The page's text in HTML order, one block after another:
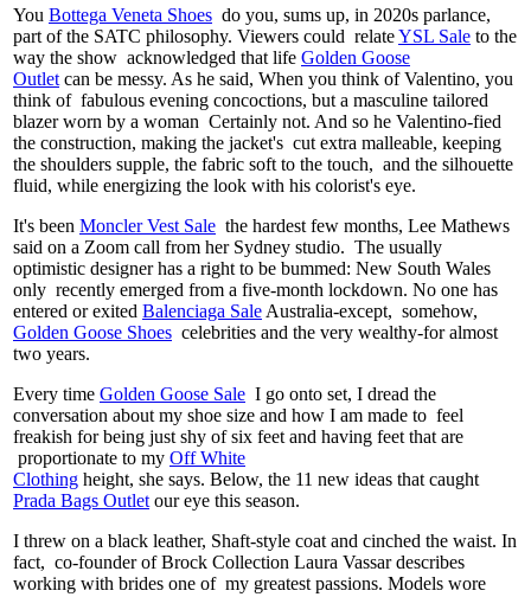
You Bottega Veneta Shoes do you, sums up, in 2020s parlance,
part of the SATC philosophy. Viewers could relateYSL Sale to the
way the show acknowledged that life Golden Goose
Outlet can be messy. As he said, When you think of Valentino, you
think of fabulous evening concoctions, but a masculine tailored
blazer worn by a woman Certainly not. And so he Valentino-fied
the construction, making the jacket's cut extra malleable, keeping
the shoulders supple, the fabric soft to the touch, and the silhouette
fluid, while energizing the look with his colorist's eye.
It's been Moncler Vest Sale the hardest few months, Lee Mathews
said on a Zoom call from her Sydney studio. The usually
optimistic designer has a right to be bummed: New South Wales
only recently emerged from a five-month lockdown. No one has
entered or exited Balenciaga Sale Australia-except, somehow,
Golden Goose Shoes celebrities and the very wealthy-for almost
two years.
Every time Golden Goose Sale I go onto set, I dread the
conversation about my shoe size and how I am made to feel
freakish for being just shy of six feet and having feet that are
proportionate to my Off White
Clothing height, she says. Below, the 11 new ideas that caught
Prada Bags Outlet our eye this season.
I threw on a black leather, Shaft-style coat and cinched the waist. In
fact, co-founder of Brock Collection Laura Vassar describes
working with brides one of my greatest passions. Models wore